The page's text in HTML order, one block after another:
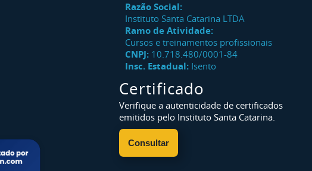
Razão Social:
Instituto Santa Catarina LTDA
Ramo de Atividade:
Cursos e treinamentos profissionais
CNPJ: 10.718.480/0001-84
Insc. Estadual: Isento
Certificado
Verifique a autenticidade de certificados
emitidos pelo Instituto Santa Catarina.
Consultar